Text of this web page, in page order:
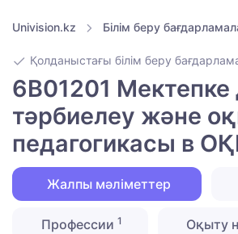
Univision.kz Білім беру
Қолданыстағы білім беру
6B01201 Мектепке
тәрбиелеу және
педагогикасы в
Жалпы мәліметтер
Профессии 1 Оқыту